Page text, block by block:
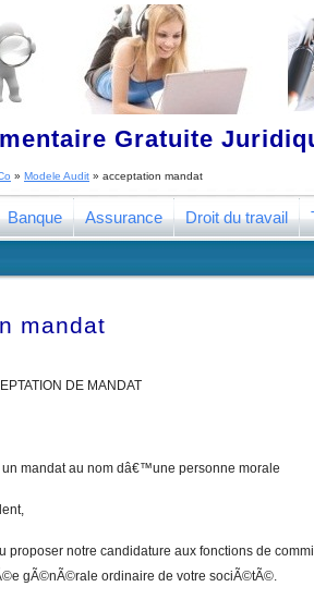
Gratuite
» Modele Audit » acceptation mandat
Banque Assurance Droit du travail
mandat
DE MANDAT
un mandat au nom dâ€™une personne morale
proposer notre candidature aux fonctions de
gÃ©nÃ©rale ordinaire de votre sociÃ©tÃ©.